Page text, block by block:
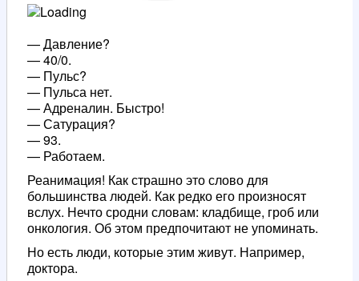
— Давление?
— 40/0.
— Пульс?
— Пульса нет.
— Адреналин. Быстро!
— Сатурация?
— 93.
— Работаем.
Реанимация! Как страшно это слово для
большинства людей. Как редко его произносят
вслух. Нечто сродни словам: кладбище, гроб или
онкология. Об этом предпочитают не упоминать.
Но есть люди, которые этим живут. Например,
доктора.